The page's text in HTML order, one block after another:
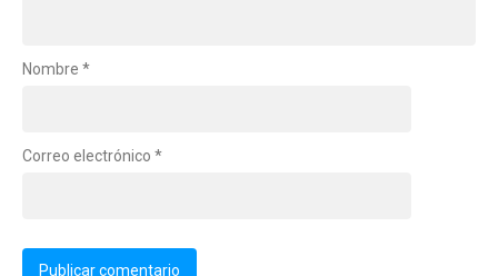
Nombre *
Correo electrónico *